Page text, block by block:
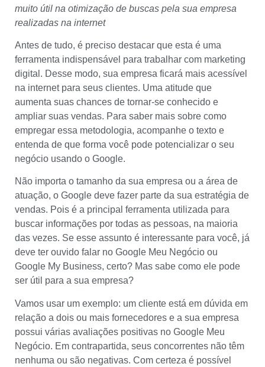
muito útil na otimização de buscas pela sua empresa
realizadas na internet
Antes de tudo, é preciso destacar que esta é uma
ferramenta indispensável para trabalhar com marketing
digital. Desse modo, sua empresa ficará mais acessível
na internet para seus clientes. Uma atitude que
aumenta suas chances de tornar-se conhecido e
ampliar suas vendas. Para saber mais sobre como
empregar essa metodologia, acompanhe o texto e
entenda de que forma você pode potencializar o seu
negócio usando o Google.
Não importa o tamanho da sua empresa ou a área de
atuação, o Google deve fazer parte da sua estratégia de
vendas. Pois é a principal ferramenta utilizada para
buscar informações por todas as pessoas, na maioria
das vezes. Se esse assunto é interessante para você, já
deve ter ouvido falar no Google Meu Negócio ou
Google My Business, certo? Mas sabe como ele pode
ser útil para a sua empresa?
Vamos usar um exemplo: um cliente está em dúvida em
relação a dois ou mais fornecedores e a sua empresa
possui várias avaliações positivas no Google Meu
Negócio. Em contrapartida, seus concorrentes não têm
nenhuma ou são negativas. Com certeza é possível